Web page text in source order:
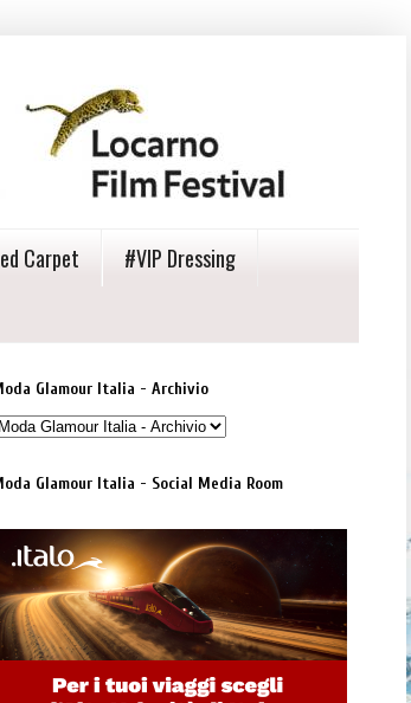
Carpet
#VIP Dressing
Glamour Italia - Archivio
Glamour Italia - Social Media Room